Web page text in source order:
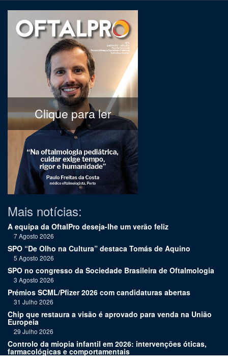
Clique para ler
Mais notícias:
A equipa da OftalPro deseja-lhe um verão feliz
7 Agosto 2026
SPO “De Olho na Cultura” destaca Tomás de Aquino
5 Agosto 2026
SPO no congresso da Sociedade Brasileira de Oftalmologia
3 Agosto 2026
Prémios SCML/Pfizer 2026 com candidaturas abertas
31 Julho 2026
Chip que restaura a visão é aprovado para venda na União
Europeia
29 Julho 2026
Controlo da miopia infantil em 2026: intervenções óticas,
farmacológicas e comportamentais